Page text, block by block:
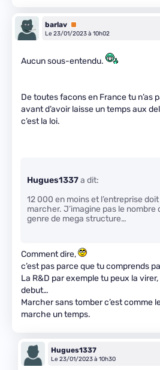
barlav Premium
Le 23/01/2023 à 10h02
Aucun sous-entendu.
De toutes facons en France tu n’as
avant d’avoir laisse un temps aux
c’est la loi.
Hugues1337a dit:
12 000 en moins et l’entreprise
marcher. J’imagine pas le nombre
genre de mega structure…
Comment dire,
c’est pas parce que tu comprends
La R&D par exemple tu peux la
debut…
Marcher sans tomber c’est comme
marche un temps.
Hugues1337
Le 23/01/2023 à 10h30